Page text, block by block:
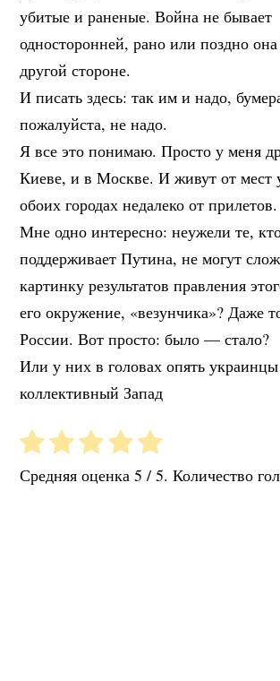
убитые и раненые. Война не бывает
односторонней, рано или поздно
другой стороне.
И писать здесь: так им и надо,
пожалуйста, не надо.
Я все это понимаю. Просто у меня
Киеве, и в Москве. И живут от мест
обоих городах недалеко от прилетов.
Мне одно интересно: неужели те,
поддерживает Путина, не могут
картинку результатов правления
его окружение, «везунчика»? Даже
России. Вот просто: было — стало?
Или у них в головах опять
коллективный Запад
Средняя оценка5 / 5. Количество